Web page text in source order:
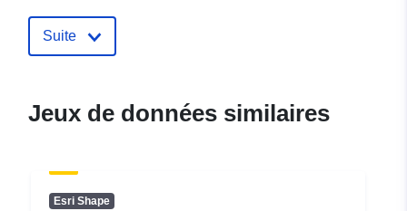
uriRef:
Suite
Jeux de données similaires
Esri Shape